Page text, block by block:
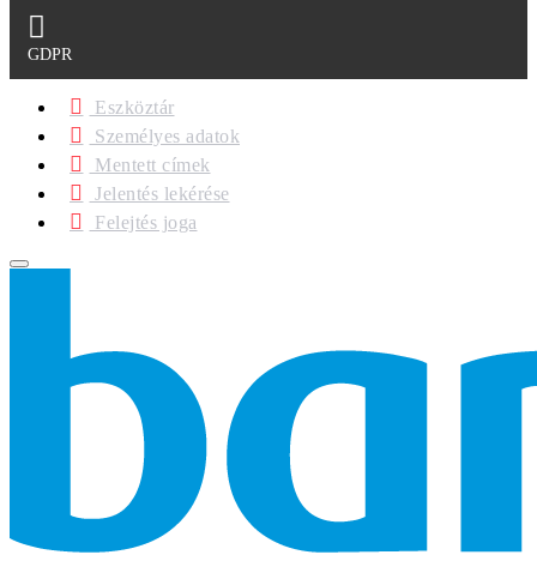
GDPR
Eszköztár
Személyes adatok
Mentett címek
Jelentés lekérése
Felejtés joga